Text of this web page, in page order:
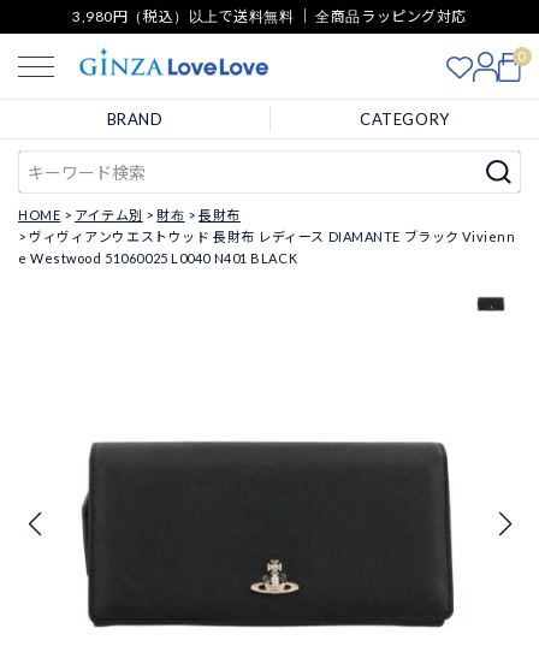
3,980円（税込）以上で送料無料 ｜ 全商品ラッピング対応
0
BRAND CATEGORY
HOME アイテム別 財布
長財布
ヴィヴィアンウエストウッド 長財布 レディース DIAMANTE ブラック Vivienn
e Westwood 51060025 L0040 N401 BLACK